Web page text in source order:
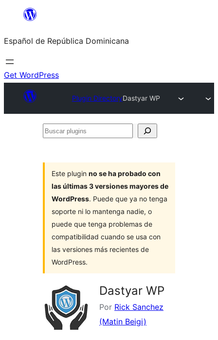
Saltar
contenido
Español de República Dominicana
Get WordPress
Plugin DirectoryDastyar WP
Buscar
Este plugin no se ha probado con
las últimas 3 versiones mayores de
WordPress. Puede que ya no tenga
soporte ni lo mantenga nadie, o
puede que tenga problemas de
compatibilidad cuando se usa con
las versiones más recientes de
WordPress.
Dastyar WP
Por Rick Sanchez
(Matin Beigi)